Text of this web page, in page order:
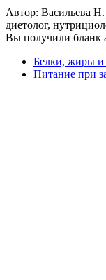
Автор: Васильева
диетолог,
Вы получили бланк
Белки, жиры и
Питание при